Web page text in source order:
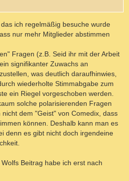
ich regelmäßig besuche wurde
nur mehr Mitglieder abstimmen
Fragen (z.B. Seid ihr mit der Arbeit
signifikanter Zuwachs an
was deutlich daraufhinwies,
wiederholte Stimmabgabe zum
ein Riegel vorgeschoben werden.
solche polarisierenden Fragen
dem "Geist" von Comedix, dass
können. Deshalb kann man es
denn es gibt nicht doch irgendeine
Beitrag habe ich erst nach